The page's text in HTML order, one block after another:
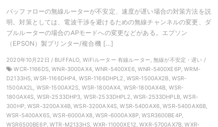
バッファローの無線ルーターが不安定、速度が遅い場合の対策方法を説
明。対策としては、電波干渉を避けるための無線チャンネルの変更、ダ
ブルルーターの場合のAPモードへの変更などがある。エプソン
（EPSON）製プリンター/複合機 […]
2020年10月22日 / BUFFALO, WiFiルーター 有線ルーター, 無線が不安定・遅い /
WCR-1166DS, WNR-3000AX4, WNR-5400XE6, WNR-5400XE6P, WRM-
D2133HS, WSR-1166DHP4, WSR-1166DHPL2, WSR-1500AX2B, WSR-
1500AX2L, WSR-1500AX2S, WSR-1800AX4, WSR-1800AX4B, WSR-
1800AX4S, WSR-2533DHP3, WSR-2533DHPL2, WSR-2533DHPLB, WSR-
300HP, WSR-3200AX4B, WSR-3200AX4S, WSR-5400AX6, WSR-5400AX6B,
WSR-5400AX6S, WSR-6000AX8, WSR-6000AX8P, WSR3600BE4P,
WSR6500BE6P, WTR-M2133HS, WXR-11000XE12, WXR-5700AX7B, WXR-